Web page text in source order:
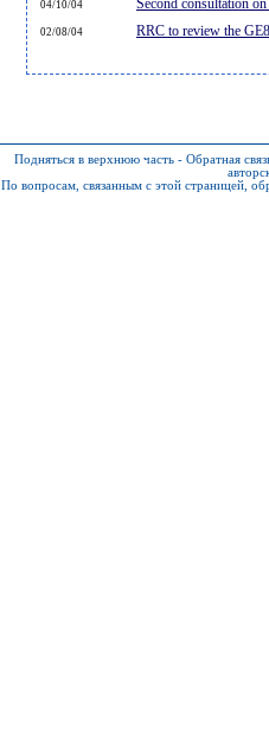
04/10/04
02/08/04 RRC to review the
Подняться в верхнюю часть - Обратная
По вопросам, связанным с этой страницей,